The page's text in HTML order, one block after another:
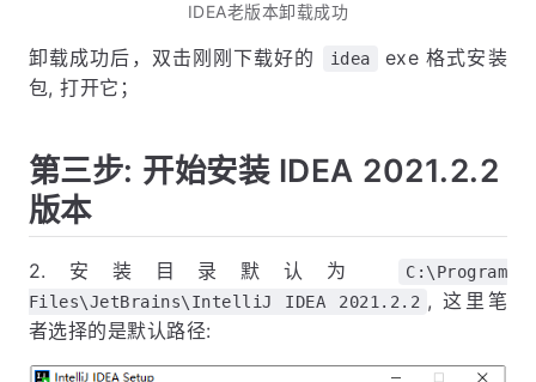
IDEA老版本卸载成功
卸载成功后，双击刚刚下载好的 idea
exe 格式安装
包, 打开它；
第三步: 开始安装 IDEA 2021.2.2
版本
2.安装目录默认为
C:\Program
Files\JetBrains\IntelliJ IDEA 2021.2.2 , 这里笔
者选择的是默认路径: